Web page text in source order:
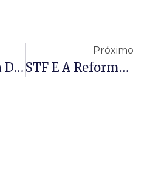
MinC Divulga Data De Aferição Da Execução Dos Recursos Da Política Nacional Aldir Blanc Para O Ano De 2026
Próximo
STF E A Reforma Da Lei De Improbidade